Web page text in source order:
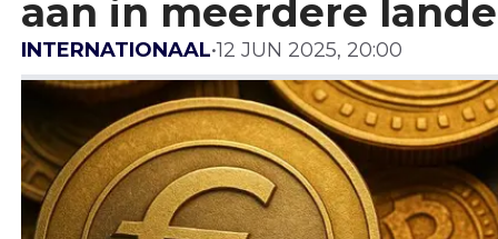
aan in meerdere
INTERNATIONAAL•12 JUN 2025, 20:00